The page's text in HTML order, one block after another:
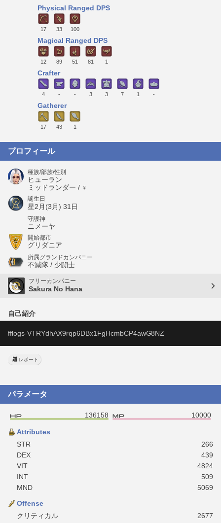
Physical Ranged DPS
17 33 100
Magical Ranged DPS
12 89 51 81 1
Crafter
4 - - 3 3 7 1 -
Gatherer
17 43 1
プロフィール
種族/部族/性別
ヒューラン
ミッドランダー / ♀
誕生日
星2月(3月) 31日
守護神
ニメーヤ
開始都市
グリダニア
所属グランドカンパニー
不滅隊 / 少闘士
フリーカンパニー
Sakura No Hana
自己紹介
fflogs-VTRYdhAX9rqp6DBx1FgHcmbCP4awG8NZ
レポート
パラメータ
136158 10000
Attributes
STR
266
DEX
439
VIT
4824
INT
509
MND
5069
Offense
クリティカル
2677